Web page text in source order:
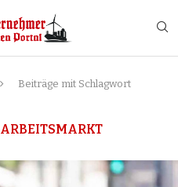
Beiträge mit Schlagwort
ARBEITSMARKT